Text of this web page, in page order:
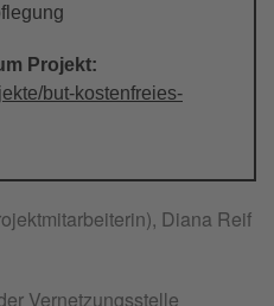
Projekt:
but-kostenfreies-
Diana Reif
Vernetzungsstelle